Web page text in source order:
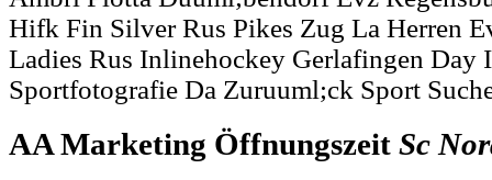
Hifk Fin Silver Rus Pikes Zug La Herren
Ladies Rus Inlinehockey Gerlafingen Day
Sportfotografie Da Zuruuml;ck Sport
AA Marketing Öffnungszeit Sc